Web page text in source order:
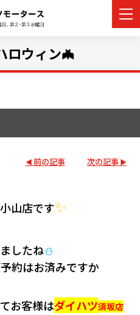
店舗情報
ご購入者サポート
アフターサポート
ウィン🦇
前の記事 次の記事
山店です✨
したね⛄
約はお済みですか
お客様はダイハツ須坂店